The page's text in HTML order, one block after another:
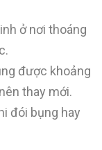
ở nơi thoáng
được khoảng
thay mới.
đói bụng hay